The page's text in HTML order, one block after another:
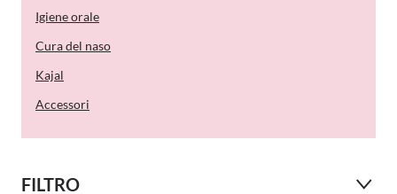
Igiene orale
Cura del naso
Kajal
Accessori
FILTRO